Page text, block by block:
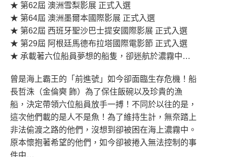
★ 第62屆 澳洲雪梨影展 正式入選
★ 第64屆 澳洲墨爾本國際影展 正式入選
★ 第62屆 西班牙聖沙巴士提安國際影展 正式入選
★ 第29屆 阿根廷馬德布拉塔國際電影節 正式入選
★ 承載著六位船員夢想的船隻，卻迷航於濃霧中…
曾是海上霸王的「前進號」如今卻面臨生存危機！船
長哲洙（金倫奭 飾）為了保住飯碗以及珍貴的漁
船，決定帶領六位船員放手一搏！不同於以往的是，
這次他們載的是人不是魚！為了維持生計，無奈踏上
非法偷渡之路的他們，沒想到卻被困在海上濃霧中。
原本懷抱著希望的他們，如今卻被捲入無法控制的事
件中…